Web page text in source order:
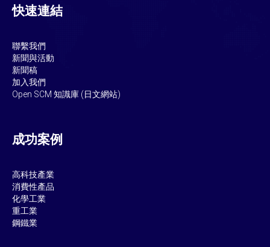
快速連結
聯繫我們
新聞與活動
新聞稿
加入我們
Open SCM 知識庫 (日文網站)
成功案例
高科技產業
消費性產品
化學工業
重工業
鋼鐵業